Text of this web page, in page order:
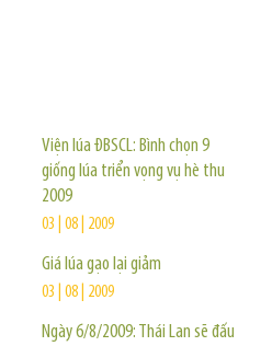
Viện lúa ĐBSCL: Bình chọn 9
giống lúa triển vọng vụ hè thu
2009
03 | 08 | 2009
Giá lúa gạo lại giảm
03 | 08 | 2009
Ngày 6/8/2009: Thái Lan sẽ đấu